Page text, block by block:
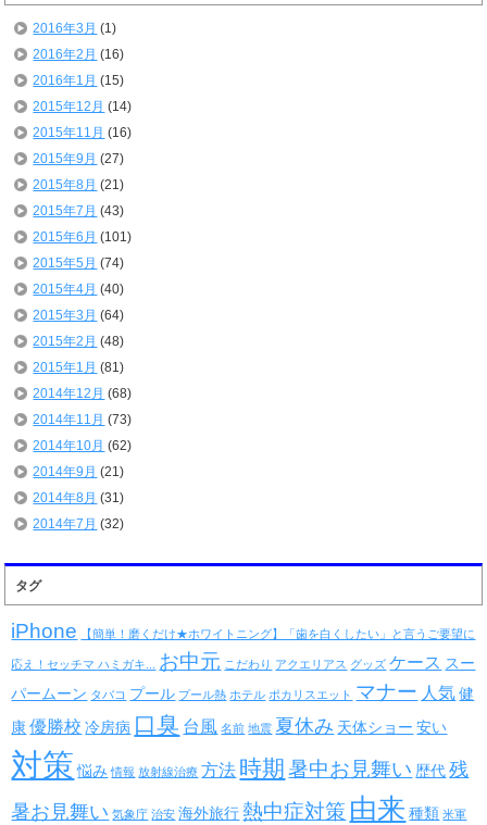
2016年3月 (1)
2016年2月 (16)
2016年1月 (15)
2015年12月 (14)
2015年11月 (16)
2015年9月 (27)
2015年8月 (21)
2015年7月 (43)
2015年6月 (101)
2015年5月 (74)
2015年4月 (40)
2015年3月 (64)
2015年2月 (48)
2015年1月 (81)
2014年12月 (68)
2014年11月 (73)
2014年10月 (62)
2014年9月 (21)
2014年8月 (31)
2014年7月 (32)
タグ
iPhone 【簡単！磨くだけ★ホワイトニング】「歯を白くしたい」と言うご要望に
応え！セッチマ ハミガキ... お中元 こだわり アクエリアス グッズ ケース スー
パームーン タバコ プール プール熱 ホテル ポカリスエット マナー 人気 健
康 優勝校 冷房病 口臭 台風 名前 地震 夏休み 天体ショー 安い
対策 悩み 情報 放射線治療 方法 時期 暑中お見舞い 歴代 残
暑お見舞い 気象庁 治安 海外旅行 熱中症対策 由来 種類 米軍